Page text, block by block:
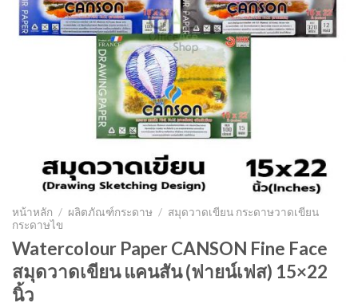
หน้าหลัก / ผลิตภัณฑ์กระดาษ / สมุดวาดเขียน กระดาษวาดเขียน
กระดาษไข
Watercolour Paper CANSON Fine Face
สมุดวาดเขียน แคนสัน (ฟายน์เฟส) 15×22
นิ้ว